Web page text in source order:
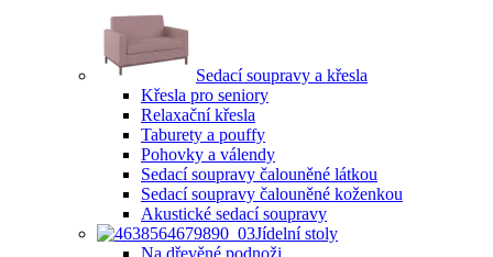
Sedací soupravy a křesla
Křesla pro seniory
Relaxační křesla
Taburety a pouffy
Pohovky a válendy
Sedací soupravy čalouněné látkou
Sedací soupravy čalouněné koženkou
Akustické sedací soupravy
Jídelní stoly
Na dřevěné podnoži